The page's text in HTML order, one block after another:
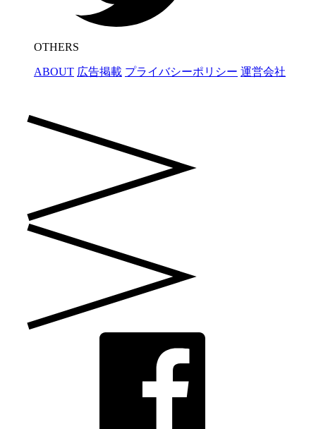
OTHERS
ABOUT 広告掲載 プライバシーポリシー 運営会社